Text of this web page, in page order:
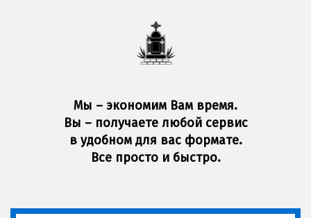
Мы – экономим Вам время.
Вы – получаете любой сервис
в удобном для вас формате.
Все просто и быстро.